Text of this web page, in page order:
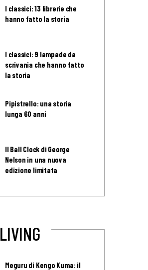
I classici: 13 librerie che
hanno fatto la storia
I classici: 9 lampade da
scrivania che hanno fatto
la storia
Pipistrello: una storia
lunga 60 anni
Il Ball Clock di George
Nelson in una nuova
edizione limitata
LIVING
Meguru di Kengo Kuma: il